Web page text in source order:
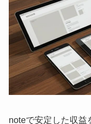
noteで安定した収益